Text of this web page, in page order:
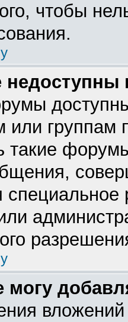
чтобы
или группам
такие
могу